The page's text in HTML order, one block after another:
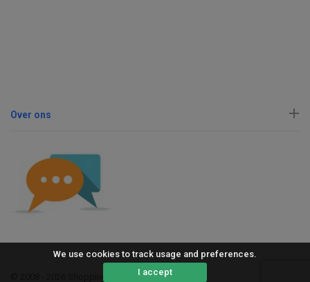
We use cookies to track usage and preferences.
I accept
Over ons
© 2008 - 2026 ShoppingErvaring